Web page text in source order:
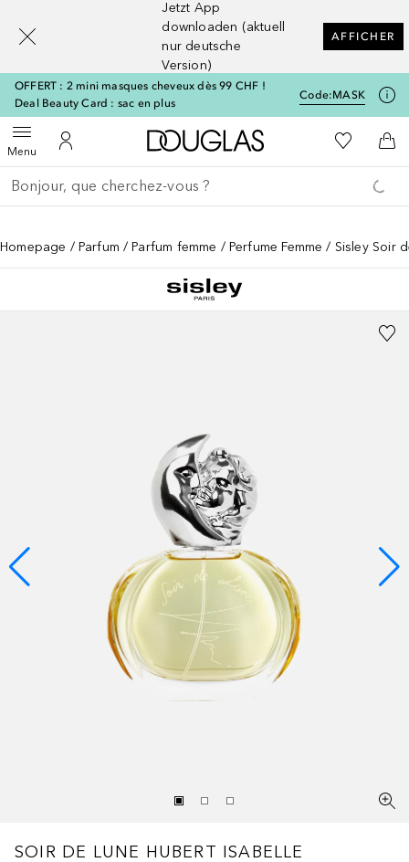
Jetzt App
downloaden (aktuell
nur deutsche
Version)
AFFICHER
OFFERT : 2 mini masques cheveux dès 99 CHF !
Deal Beauty Card : sac en plus
Code:MASK
MenuOuvrir le menuVers Mon Compte
Vers l'accueil Douglas
Vers Ma
Retourner
Exécuter la recherche
Homepage Parfum Parfum femme Perfume Femme Sisley Soir
SOIR DE LUNE HUBERT ISABELLE
[navigation.slideout.screenreader]